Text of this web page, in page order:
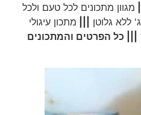
מגוון מתכונים לכל טעם ולכל
ללא גלוטן
מתכון עיגולי
||| כל הפרטים והמתכונים